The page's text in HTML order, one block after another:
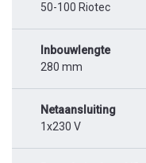
50-100 Riotec
Inbouwlengte
280 mm
Netaansluiting
1x230 V